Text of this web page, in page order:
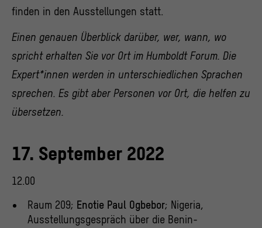
finden in den Ausstellungen statt.
Einen genauen Überblick darüber, wer, wann, wo
spricht erhalten Sie vor Ort im Humboldt Forum. Die
Expert*innen werden in unterschiedlichen Sprachen
sprechen. Es gibt aber Personen vor Ort, die helfen zu
übersetzen.
17. September 2022
12.00
Raum 209; Enotie Paul Ogbebor; Nigeria,
Ausstellungsgespräch über die Benin-